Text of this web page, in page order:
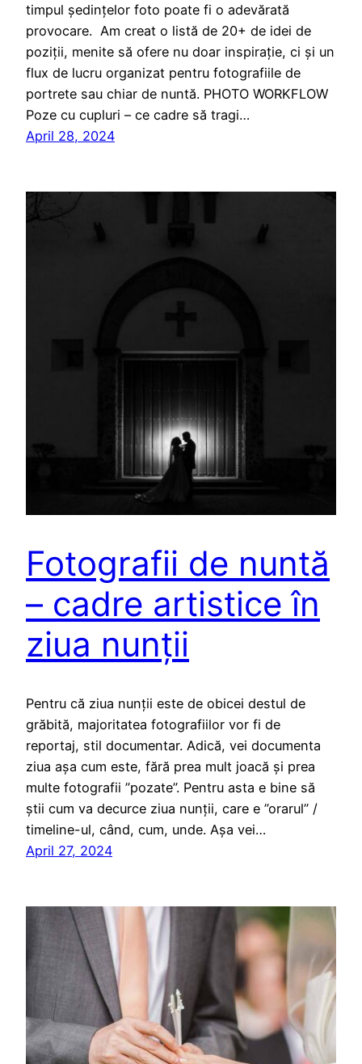
timpul ședințelor foto poate fi o adevărată
provocare. Am creat o listă de 20+ de idei de
poziții, menite să ofere nu doar inspirație, ci și un
flux de lucru organizat pentru fotografiile de
portrete sau chiar de nuntă. PHOTO WORKFLOW
Poze cu cupluri – ce cadre să tragi…
April 28, 2024
Fotografii de nuntă
– cadre artistice în
ziua nunții
Pentru că ziua nunții este de obicei destul de
grăbită, majoritatea fotografiilor vor fi de
reportaj, stil documentar. Adică, vei documenta
ziua așa cum este, fără prea mult joacă și prea
multe fotografii ”pozate”. Pentru asta e bine să
știi cum va decurce ziua nunții, care e ”orarul” /
timeline-ul, când, cum, unde. Așa vei…
April 27, 2024